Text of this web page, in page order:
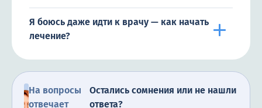
Я боюсь даже идти к врачу — как начать
лечение?
На вопросы
отвечает
Остались сомнения или не нашли
ответа?